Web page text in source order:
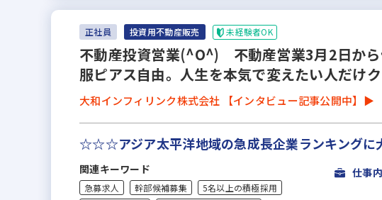
正社員 投資用不動産販売 未経験者OK
不動産投資営業(^O^) 不動産営業3月2日から
服ピアス自由。人生を本気で変えたい人だけク
大和インフィリンク株式会社 【インタビュー記事公開中】▶
☆☆☆アジア太平洋地域の急成長企業ランキング
関連キーワード
急募求人 幹部候補募集
5名以上の積極採用
仕事